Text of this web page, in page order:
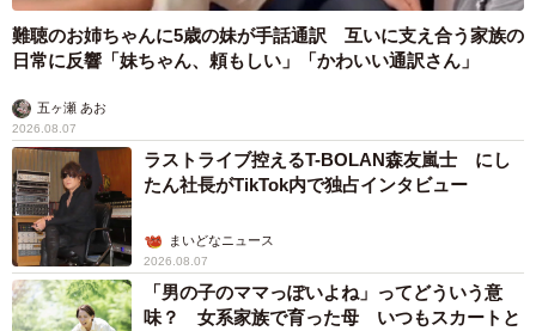
難聴のお姉ちゃんに5歳の妹が手話通訳 互いに支え合う家族の
日常に反響「妹ちゃん、頼もしい」「かわいい通訳さん」
五ヶ瀬 あお
2026.08.07
ラストライブ控えるT-BOLAN森友嵐士 にし
たん社長がTikTok内で独占インタビュー
まいどなニュース
2026.08.07
「男の子のママっぽいよね」ってどういう意
味？ 女系家族で育った母 いつもスカートと